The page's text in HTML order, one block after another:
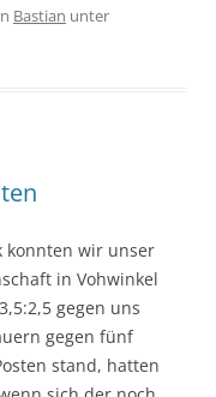
Bastian unter
konnten wir unser
in Vohwinkel
gegen uns
gegen fünf
stand, hatten